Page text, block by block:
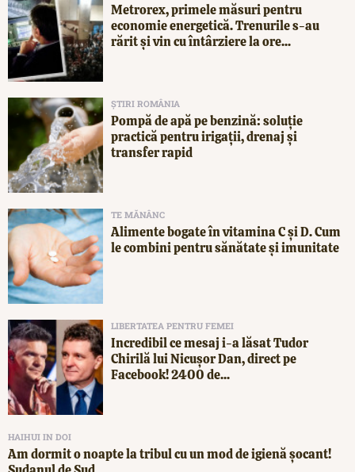
Metrorex, primele măsuri pentru
economie energetică. Trenurile s-au
rărit și vin cu întârziere la ore...
ȘTIRI ROMÂNIA
Pompă de apă pe benzină: soluție
practică pentru irigații, drenaj și
transfer rapid
TE MĂNÂNC
Alimente bogate în vitamina C și D. Cum
le combini pentru sănătate și imunitate
LIBERTATEA PENTRU FEMEI
Incredibil ce mesaj i-a lăsat Tudor
Chirilă lui Nicușor Dan, direct pe
Facebook! 2400 de...
HAIHUI IN DOI
Am dormit o noapte la tribul cu un mod de igienă șocant!